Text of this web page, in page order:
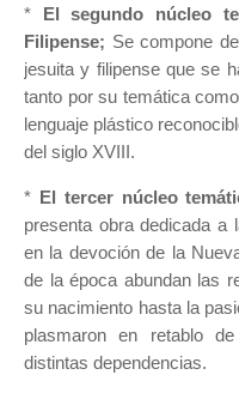
* El segundo núcleo
Filipense; Se compone
jesuita y filipense que se
tanto por su temática
lenguaje plástico
del siglo XVIII.
* El tercer núcleo
presenta obra dedicada
en la devoción de la
de la época abundan las
su nacimiento hasta la
plasmaron en retablo
distintas dependencias.